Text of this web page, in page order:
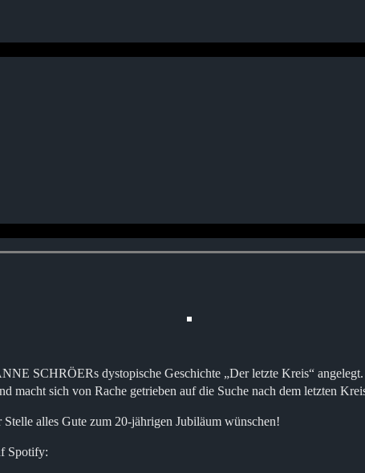
SCHRÖERs dystopische Geschichte „Der letzte Kreis“
macht sich von Rache getrieben auf die Suche nach dem letzten
alles Gute zum 20-jährigen Jubiläum wünschen!
Spotify: